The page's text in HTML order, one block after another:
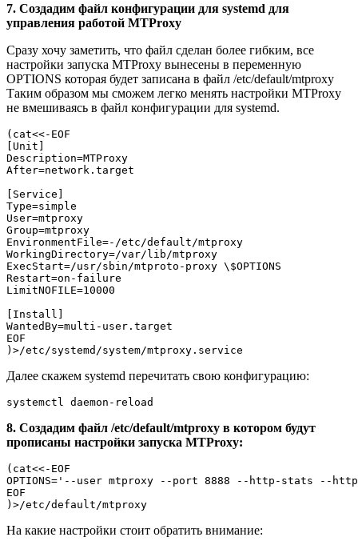
7. Создадим файл конфигурации для systemd для
управления работой MTProxy
Сразу хочу заметить, что файл сделан более гибким, все
настройки запуска MTProxy вынесены в переменную
OPTIONS которая будет записана в файл /etc/default/mtproxy
Таким образом мы сможем легко менять настройки MTProxy
не вмешиваясь в файл конфигурации для systemd.
(cat<<-EOF
[Unit]
Description=MTProxy
After=network.target
[Service]
Type=simple
User=mtproxy
Group=mtproxy
EnvironmentFile=-/etc/default/mtproxy
WorkingDirectory=/var/lib/mtproxy
ExecStart=/usr/sbin/mtproto-proxy \$OPTIONS
Restart=on-failure
LimitNOFILE=10000
[Install]
WantedBy=multi-user.target
EOF
Далее скажем systemd перечитать свою конфигурацию:
8. Создадим файл /etc/default/mtproxy в котором будут
прописаны настройки запуска MTProxy:
(cat<<-EOF
OPTIONS='--user mtproxy --port 8888 --http-stats --
EOF
На какие настройки стоит обратить внимание: